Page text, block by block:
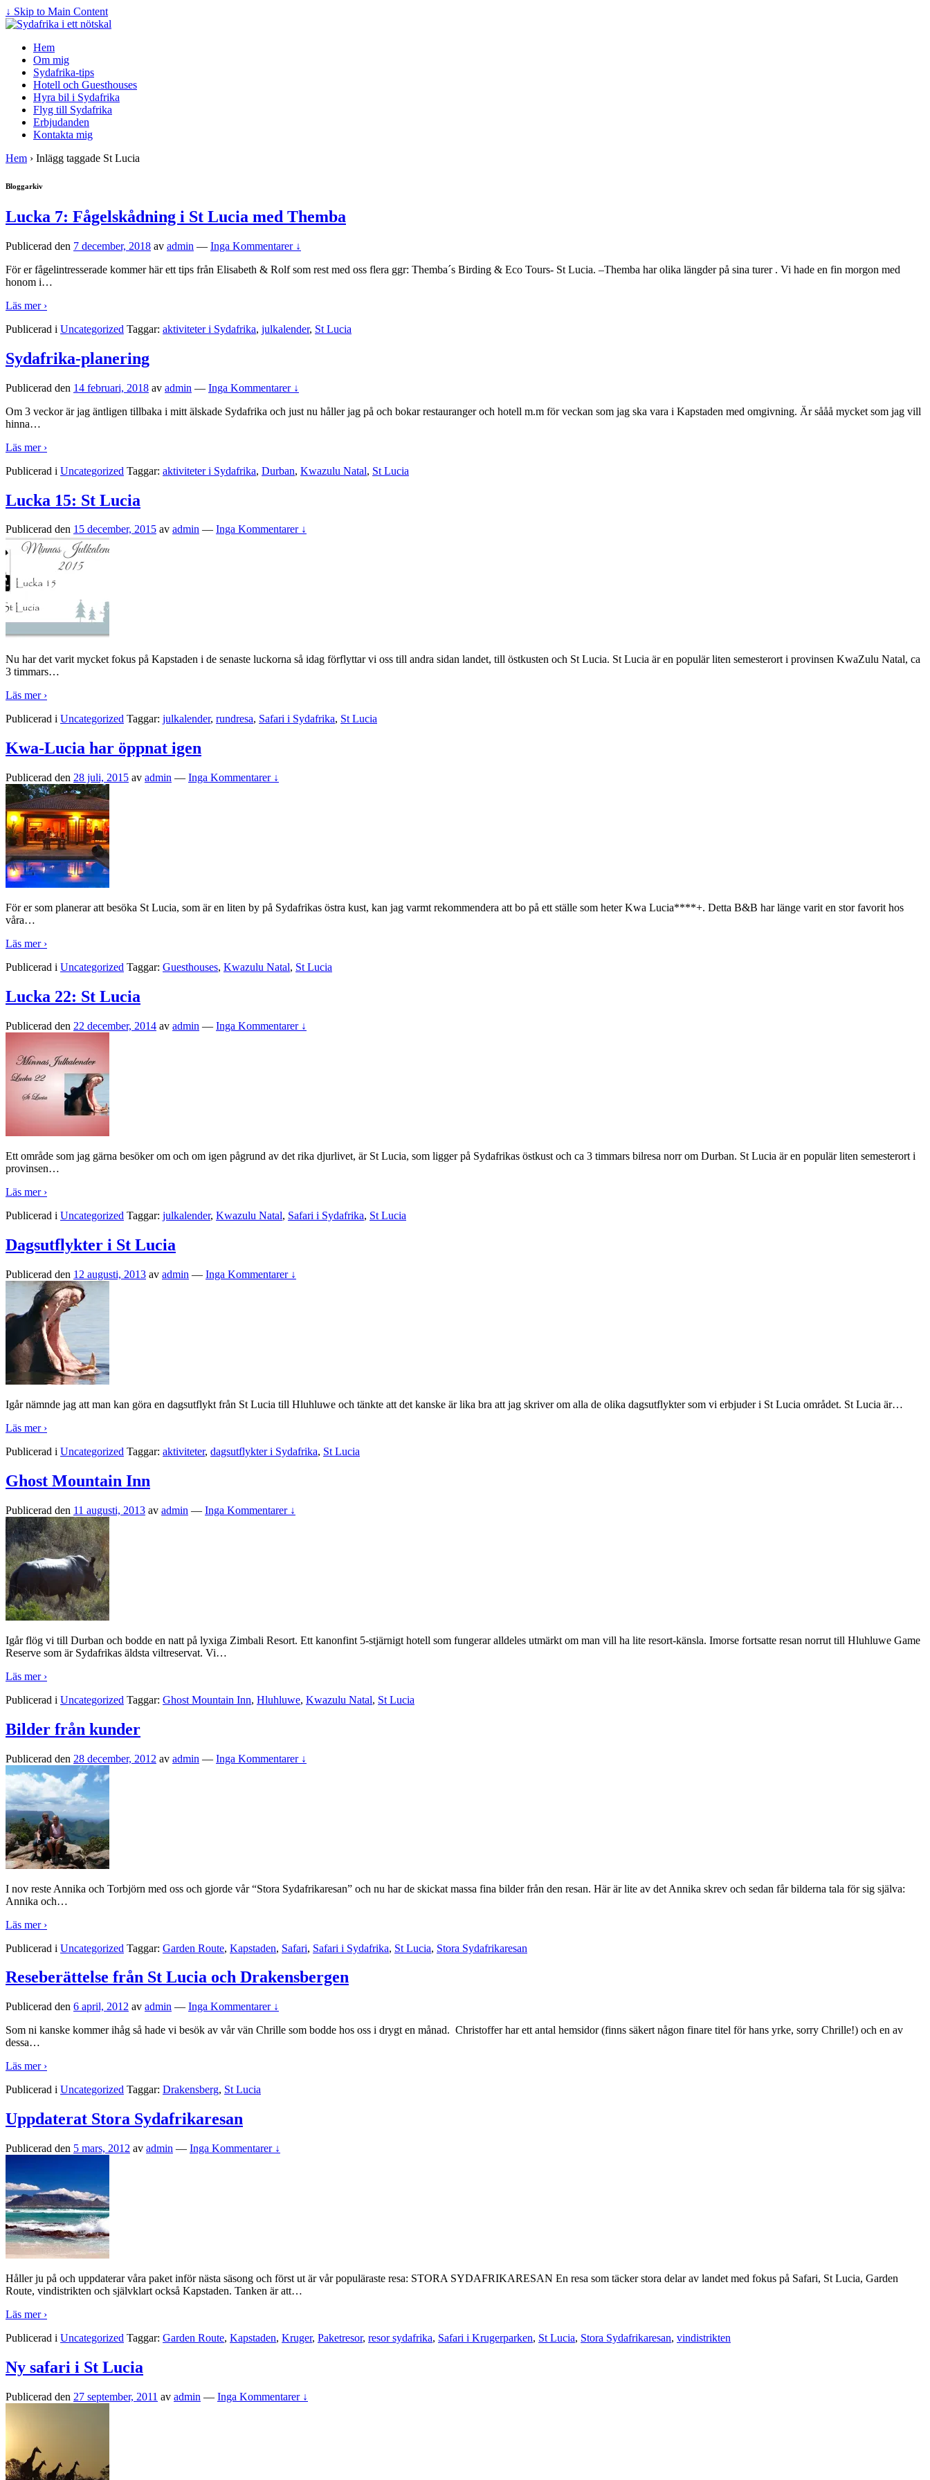
↓ Skip to Main Content
Hem
Om mig
Sydafrika-tips
Hotell och Guesthouses
Hyra bil i Sydafrika
Flyg till Sydafrika
Erbjudanden
Kontakta mig
Hem › Inlägg taggade St Lucia
Bloggarkiv
Lucka 7: Fågelskådning i St Lucia med Themba
Publicerad den 7 december, 2018 av admin — Inga Kommentarer ↓
För er fågelintresserade kommer här ett tips från Elisabeth & Rolf som rest med oss flera ggr: Themba´s Birding & Eco Tours- St Lucia. –Themba har olika längder på sina turer . Vi hade en fin morgon med
honom i…
Läs mer ›
Publicerad i Uncategorized Taggar: aktiviteter i Sydafrika, julkalender, St Lucia
Sydafrika-planering
Publicerad den 14 februari, 2018 av admin — Inga Kommentarer ↓
Om 3 veckor är jag äntligen tillbaka i mitt älskade Sydafrika och just nu håller jag på och bokar restauranger och hotell m.m för veckan som jag ska vara i Kapstaden med omgivning. Är sååå mycket som jag vill
hinna…
Läs mer ›
Publicerad i Uncategorized Taggar: aktiviteter i Sydafrika, Durban, Kwazulu Natal, St Lucia
Lucka 15: St Lucia
Publicerad den 15 december, 2015 av admin — Inga Kommentarer ↓
Nu har det varit mycket fokus på Kapstaden i de senaste luckorna så idag förflyttar vi oss till andra sidan landet, till östkusten och St Lucia. St Lucia är en populär liten semesterort i provinsen KwaZulu Natal, ca
3 timmars…
Läs mer ›
Publicerad i Uncategorized Taggar: julkalender, rundresa, Safari i Sydafrika, St Lucia
Kwa-Lucia har öppnat igen
Publicerad den 28 juli, 2015 av admin — Inga Kommentarer ↓
För er som planerar att besöka St Lucia, som är en liten by på Sydafrikas östra kust, kan jag varmt rekommendera att bo på ett ställe som heter Kwa Lucia****+. Detta B&B har länge varit en stor favorit hos
våra…
Läs mer ›
Publicerad i Uncategorized Taggar: Guesthouses, Kwazulu Natal, St Lucia
Lucka 22: St Lucia
Publicerad den 22 december, 2014 av admin — Inga Kommentarer ↓
Ett område som jag gärna besöker om och om igen pågrund av det rika djurlivet, är St Lucia, som ligger på Sydafrikas östkust och ca 3 timmars bilresa norr om Durban. St Lucia är en populär liten semesterort i
provinsen…
Läs mer ›
Publicerad i Uncategorized Taggar: julkalender, Kwazulu Natal, Safari i Sydafrika, St Lucia
Dagsutflykter i St Lucia
Publicerad den 12 augusti, 2013 av admin — Inga Kommentarer ↓
Igår nämnde jag att man kan göra en dagsutflykt från St Lucia till Hluhluwe och tänkte att det kanske är lika bra att jag skriver om alla de olika dagsutflykter som vi erbjuder i St Lucia området. St Lucia är…
Läs mer ›
Publicerad i Uncategorized Taggar: aktiviteter, dagsutflykter i Sydafrika, St Lucia
Ghost Mountain Inn
Publicerad den 11 augusti, 2013 av admin — Inga Kommentarer ↓
Igår flög vi till Durban och bodde en natt på lyxiga Zimbali Resort. Ett kanonfint 5-stjärnigt hotell som fungerar alldeles utmärkt om man vill ha lite resort-känsla. Imorse fortsatte resan norrut till Hluhluwe Game
Reserve som är Sydafrikas äldsta viltreservat. Vi…
Läs mer ›
Publicerad i Uncategorized Taggar: Ghost Mountain Inn, Hluhluwe, Kwazulu Natal, St Lucia
Bilder från kunder
Publicerad den 28 december, 2012 av admin — Inga Kommentarer ↓
I nov reste Annika och Torbjörn med oss och gjorde vår “Stora Sydafrikaresan” och nu har de skickat massa fina bilder från den resan. Här är lite av det Annika skrev och sedan får bilderna tala för sig själva:
Annika och…
Läs mer ›
Publicerad i Uncategorized Taggar: Garden Route, Kapstaden, Safari, Safari i Sydafrika, St Lucia, Stora Sydafrikaresan
Reseberättelse från St Lucia och Drakensbergen
Publicerad den 6 april, 2012 av admin — Inga Kommentarer ↓
Som ni kanske kommer ihåg så hade vi besök av vår vän Chrille som bodde hos oss i drygt en månad. Christoffer har ett antal hemsidor (finns säkert någon finare titel för hans yrke, sorry Chrille!) och en av
dessa…
Läs mer ›
Publicerad i Uncategorized Taggar: Drakensberg, St Lucia
Uppdaterat Stora Sydafrikaresan
Publicerad den 5 mars, 2012 av admin — Inga Kommentarer ↓
Håller ju på och uppdaterar våra paket inför nästa säsong och först ut är vår populäraste resa: STORA SYDAFRIKARESAN En resa som täcker stora delar av landet med fokus på Safari, St Lucia, Garden
Route, vindistrikten och självklart också Kapstaden. Tanken är att…
Läs mer ›
Publicerad i Uncategorized Taggar: Garden Route, Kapstaden, Kruger, Paketresor, resor sydafrika, Safari i Krugerparken, St Lucia, Stora Sydafrikaresan, vindistrikten
Ny safari i St Lucia
Publicerad den 27 september, 2011 av admin — Inga Kommentarer ↓